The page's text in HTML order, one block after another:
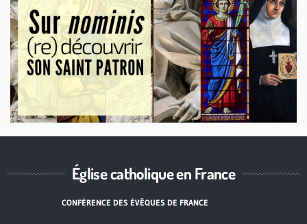
Église catholique en France
CONFÉRENCE DES ÉVÊQUES DE FRANCE